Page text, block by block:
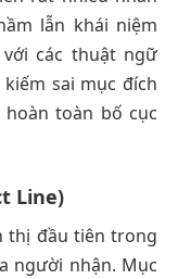
lẫn khái niệm
các thuật ngữ
sai mục đích
toàn bố cục
Line)
thị đầu tiên trong
người nhận. Mục